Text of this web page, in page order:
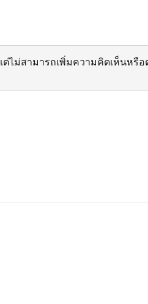
ม่สามารถเพิ่มความคิดเห็นหรื